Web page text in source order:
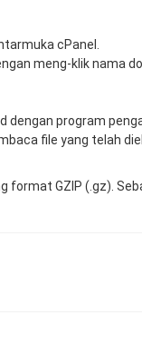
cPanel.
meng-klik nama
dengan program
file yang telah
format GZIP (.gz).